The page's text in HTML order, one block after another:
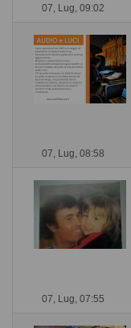
07, Lug, 09:02
07, Lug, 08:58
07, Lug, 07:55